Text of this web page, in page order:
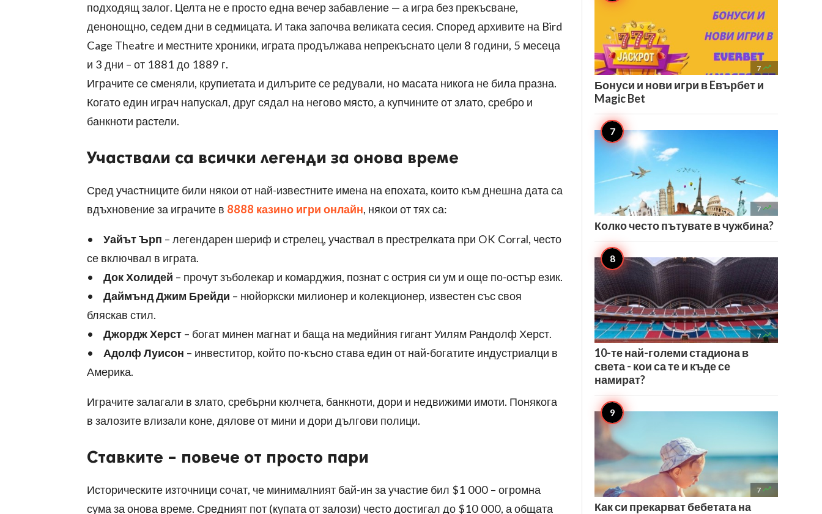
подходящ залог. Целта не е просто една вечер забавление — а игра без прекъсване,
денонощно, седем дни в седмицата. И така започва великата сесия. Според архивите на Bird
Cage Theatre и местните хроники, играта продължава непрекъснато цели 8 години, 5 месеца
и 3 дни – от 1881 до 1889 г.
Играчите се сменяли, крупиетата и дилърите се редували, но масата никога не била празна.
Когато един играч напускал, друг сядал на негово място, а купчините от злато, сребро и
банкноти растели.
Участвали са всички легенди за онова време
Сред участниците били някои от най-известните имена на епохата, които към днешна дата са
вдъхновение за играчите в 8888 казино игри онлайн, някои от тях са:
• Уайът Ърп – легендарен шериф и стрелец, участвал в престрелката при OK Corral, често
се включвал в играта.
• Док Холидей – прочут зъболекар и комарджия, познат с острия си ум и още по-остър език.
• Даймънд Джим Брейди – нюйоркски милионер и колекционер, известен със своя
бляскав стил.
• Джордж Херст – богат минен магнат и баща на медийния гигант Уилям Рандолф Херст.
• Адолф Луисон – инвеститор, който по-късно става един от най-богатите индустриалци в
Америка.
Играчите залагали в злато, сребърни кюлчета, банкноти, дори и недвижими имоти. Понякога
в залозите влизали коне, дялове от мини и дори дългови полици.
Ставките – повече от просто пари
Историческите източници сочат, че минималният бай-ин за участие бил $1 000 – огромна
сума за онова време. Средният пот (купата от залози) често достигал до $10 000, а общата
7 
Бонуси и нови игри в Eвърбет и
Magic Bet
7 
Колко често пътувате в чужбина?
7 
10-те най-големи стадиона в
света - кои са те и къде се
намират?
7 
Как си прекарват бебетата на